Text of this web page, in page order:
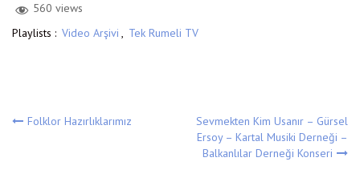
560 views
Playlists : Video Arşivi , Tek Rumeli TV
Yazı
Folklor Hazırlıklarımız
Sevmekten Kim Usanır – Gürsel
Ersoy – Kartal Musiki Derneği –
Balkanlılar Derneği Konseri